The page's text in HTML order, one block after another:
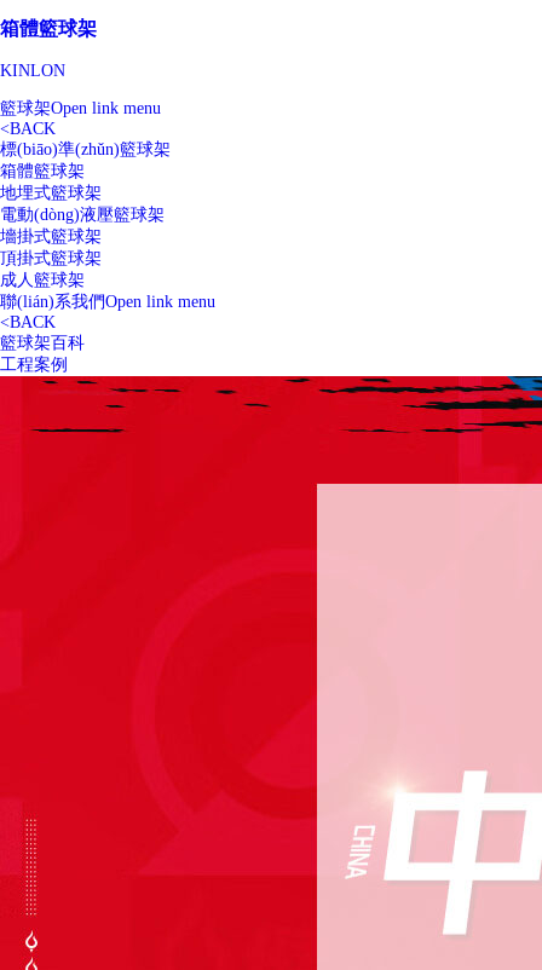
箱體籃球架
KINLON
籃球架Open link menu
<BACK
標(biāo)準(zhǔn)籃球架
箱體籃球架
地埋式籃球架
電動(dòng)液壓籃球架
墻掛式籃球架
頂掛式籃球架
成人籃球架
聯(lián)系我們Open link menu
<BACK
籃球架百科
工程案例